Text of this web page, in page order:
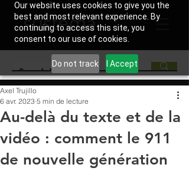
Our website uses cookies to give you the
best and most relevant experience. By
continuing to access this site, you
consent to our use of cookies.
Do not track I Accept
Au-delà du texte et de la
vidéo : comment le 911
de nouvelle génération
Axel Trujillo
6 avr. 2023 5 min de lecture